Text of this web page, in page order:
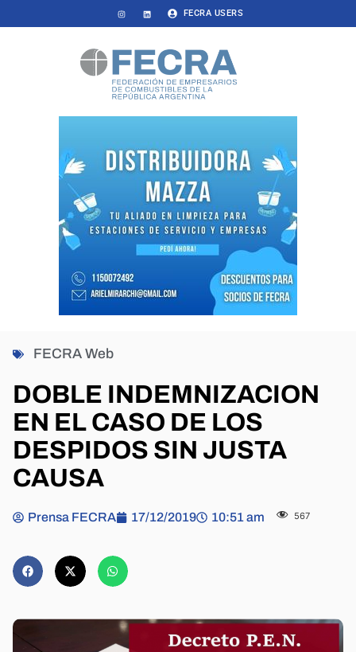
FECRA USERS
FECRA Web
DOBLE INDEMNIZACION
EN EL CASO DE LOS
DESPIDOS SIN JUSTA
CAUSA
Prensa FECRA 17/12/2019 10:51 am 567